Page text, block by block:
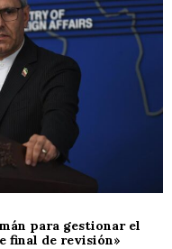
para gestionar el
final de revisión»